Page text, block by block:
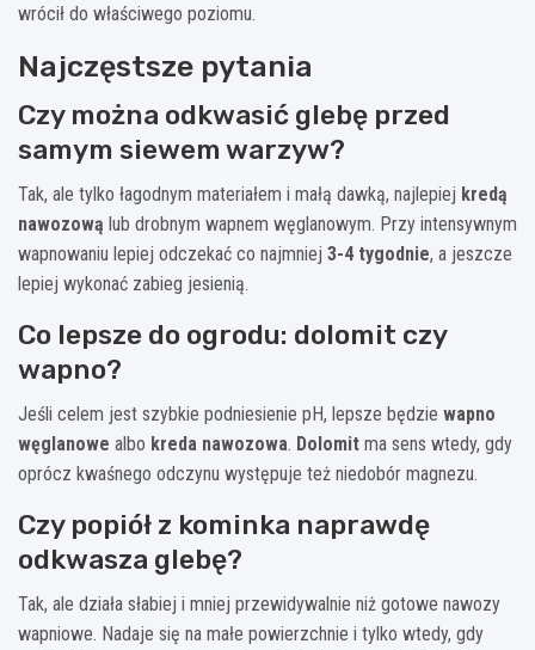
wrócił do właściwego poziomu.
Najczęstsze pytania
Czy można odkwasić glebę przed
samym siewem warzyw?
Tak, ale tylko łagodnym materiałem i małą dawką, najlepiej kredą
nawozową lub drobnym wapnem węglanowym. Przy intensywnym
wapnowaniu lepiej odczekać co najmniej 3-4 tygodnie, a jeszcze
lepiej wykonać zabieg jesienią.
Co lepsze do ogrodu: dolomit czy
wapno?
Jeśli celem jest szybkie podniesienie pH, lepsze będzie wapno
węglanowe albo kreda nawozowa. Dolomit ma sens wtedy, gdy
oprócz kwaśnego odczynu występuje też niedobór magnezu.
Czy popiół z kominka naprawdę
odkwasza glebę?
Tak, ale działa słabiej i mniej przewidywalnie niż gotowe nawozy
wapniowe. Nadaje się na małe powierzchnie i tylko wtedy, gdy